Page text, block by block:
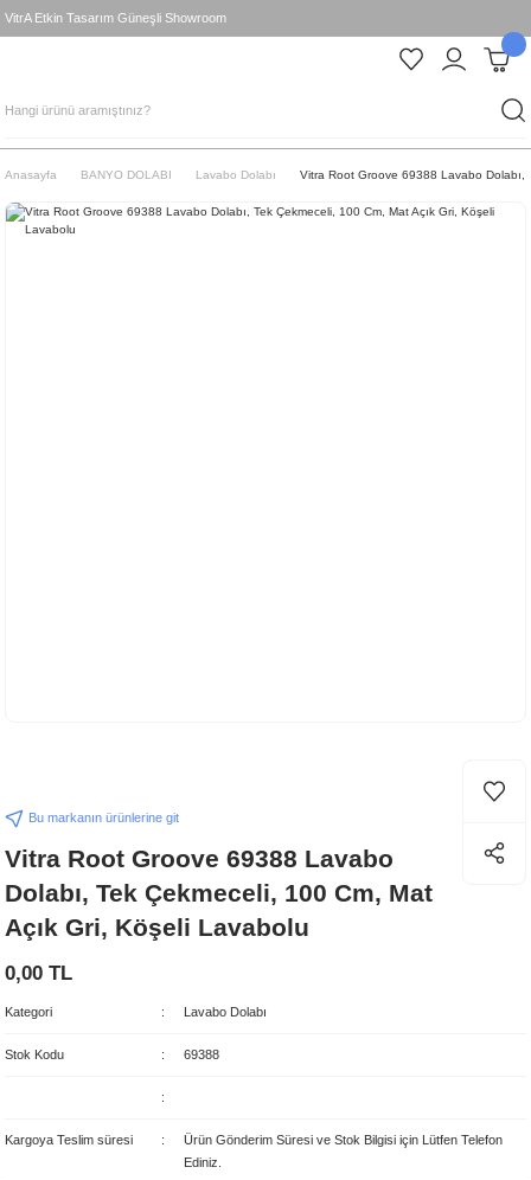
VitrA Etkin Tasarım Güneşli Showroom
Anasayfa BANYO DOLABI Lavabo Dolabı Vitra Root Groove 69388 Lavabo Dolabı,
Bu markanın ürünlerine git
Vitra Root Groove 69388 Lavabo
Dolabı, Tek Çekmeceli, 100 Cm, Mat
Açık Gri, Köşeli Lavabolu
0,00 TL
Kategori Lavabo Dolabı
Stok Kodu 69388
Kargoya Teslim süresi
Ürün Gönderim Süresi ve Stok Bilgisi için Lütfen Telefon
Ediniz.